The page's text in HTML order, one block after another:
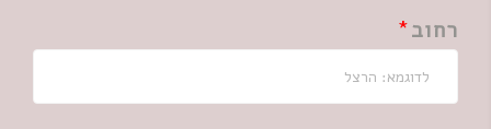
רחוב